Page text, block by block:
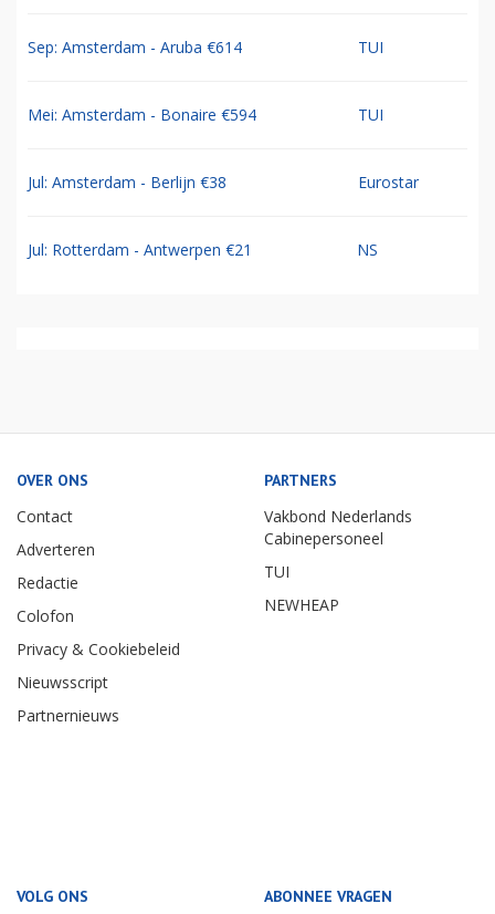
Sep: Amsterdam - Aruba €614 TUI
Mei: Amsterdam - Bonaire €594 TUI
Jul: Amsterdam - Berlijn €38 Eurostar
Jul: Rotterdam - Antwerpen €21 NS
OVER ONS
Contact
Adverteren
Redactie
Colofon
Privacy & Cookiebeleid
Nieuwsscript
Partnernieuws
PARTNERS
Vakbond Nederlands
Cabinepersoneel
TUI
NEWHEAP
VOLG ONS ABONNEE VRAGEN